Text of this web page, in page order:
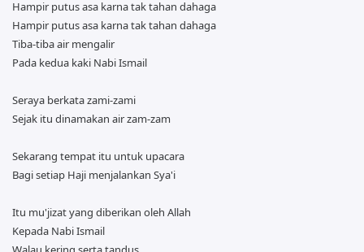
Hampir putus asa karna tak tahan dahaga
Hampir putus asa karna tak tahan dahaga
Tiba-tiba air mengalir
Pada kedua kaki Nabi Ismail
Seraya berkata zami-zami
Sejak itu dinamakan air zam-zam
Sekarang tempat itu untuk upacara
Bagi setiap Haji menjalankan Sya'i
Itu mu'jizat yang diberikan oleh Allah
Kepada Nabi Ismail